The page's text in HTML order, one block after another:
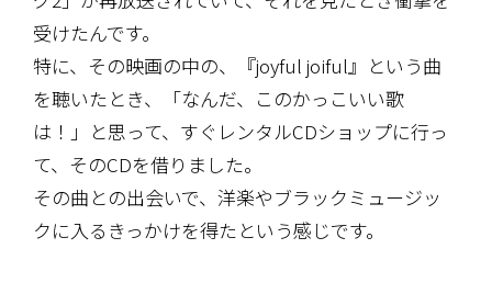
受けたんです。
特に、その映画の中の、『joyful joiful』という曲
を聴いたとき、「なんだ、このかっこいい歌
は！」と思って、すぐレンタルCDショップに行っ
て、そのCDを借りました。
その曲との出会いで、洋楽やブラックミュージッ
クに入るきっかけを得たという感じです。